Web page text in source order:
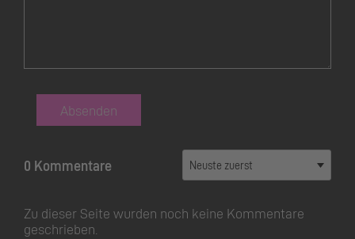
Absenden
0 Kommentare
Zu dieser Seite wurden noch keine Kommentare
geschrieben.